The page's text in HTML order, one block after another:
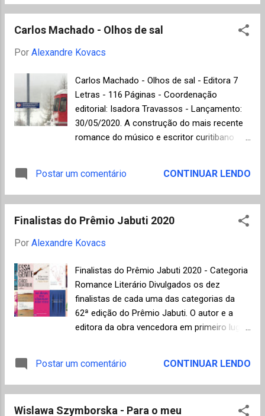
americano branco vivendo em Paris que se
apaix...
para o poeta, que também é psicanalista,
desconfortos da alma" , especialidade que
ele domina muito bem nesta coletânea de
como o ótimo já escrevi sobre isso antes
(p. 16): "eu caminho entre os
desafotunados, / é um laço feito de sangue
e miséria, / um memorial esculpido em lama,
/ uma obsessão por tudo o que é escuro. /
os nossos próprios vazios que também são
Eduardo Sabino em seu texto de
apresentação do livro. Isso signi...
Carlos Machado - Olhos de sal
Por Alexandre Kovacs
Carlos Machado - Olhos de sal - Editora 7
Letras - 116 Páginas - Coordenação
editorial: Isadora Travassos - Lançamento:
30/05/2020. A construção do mais recente
romance do músico e escritor curitibano
que reconstituem um relacionamento
amoroso abandonado no passado pelo
qual, muitos anos depois, tenta o impossível
tinha feito planos de ter filhos. Nesta
conexão entre a remota Obersteckholz e
Curitiba, o autor mistura lugares, culturas e
idiomas, ao lidar com uma história
interrompida que, assim como tantas
dolorosa saudade de tudo o que poderia ter
tem truques para nos enganar,
principalmente quando ela vem à noite e
Postar um comentário CONTINUAR LENDO
Finalistas do Prêmio Jabuti 2020
Por Alexandre Kovacs
Finalistas do Prêmio Jabuti 2020 - Categoria
Romance Literário Divulgados os dez
finalistas de cada uma das categorias da
62ª edição do Prêmio Jabuti. O autor e a
editora da obra vencedora em primeiro lugar
bruto de R$ 5.000,00. A premiação "Livro do
Ano" será concedida à obra com maior nota
categorias dos eixos Literatura e Ensaios
Postar um comentário CONTINUAR LENDO
Wislawa Szymborska - Para o meu